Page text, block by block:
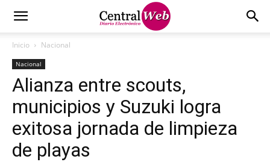
Inicio Nacional
Nacional
Alianza entre scouts,
municipios y Suzuki logra
exitosa jornada de limpieza
de playas